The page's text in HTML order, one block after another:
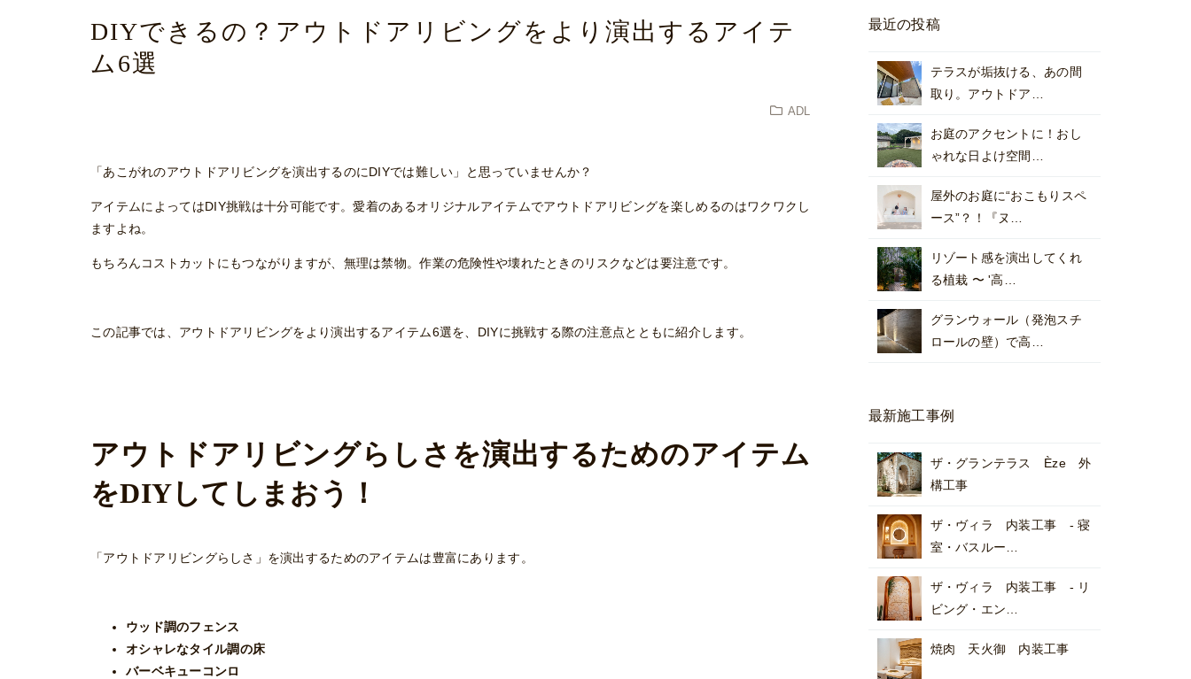
DIYできるの？アウトドアリビングをより演出するアイテ
ム6選
ADL
「あこがれのアウトドアリビングを演出するのにDIYでは難しい」と思っていませんか？
アイテムによってはDIY挑戦は十分可能です。愛着のあるオリジナルアイテムでアウトドアリビングを楽しめるのはワクワクし
ますよね。
もちろんコストカットにもつながりますが、無理は禁物。作業の危険性や壊れたときのリスクなどは要注意です。
この記事では、アウトドアリビングをより演出するアイテム6選を、DIYに挑戦する際の注意点とともに紹介します。
アウトドアリビングらしさを演出するためのアイテム
をDIYしてしまおう！
「アウトドアリビングらしさ」を演出するためのアイテムは豊富にあります。
ウッド調のフェンス
オシャレなタイル調の床
バーベキューコンロ
最近の投稿
テラスが垢抜ける、あの間
取り。アウトドア…
お庭のアクセントに！おし
ゃれな日よけ空間…
屋外のお庭に“おこもりスペ
ース”？！『ヌ…
リゾート感を演出してくれ
る植栽 〜 '高…
グランウォール（発泡スチ
ロールの壁）で高…
最新施工事例
ザ・グランテラス Èze 外
構工事
ザ・ヴィラ 内装工事 - 寝
室・バスルー…
ザ・ヴィラ 内装工事 - リ
ビング・エン…
焼肉 天火御 内装工事